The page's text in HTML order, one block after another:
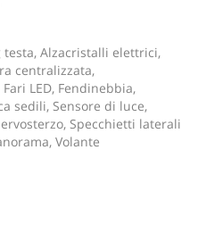
testa, Alzacristalli elettrici,
centralizzata,
LED, Fendinebbia,
sedili, Sensore di luce,
Specchietti laterali
Volante